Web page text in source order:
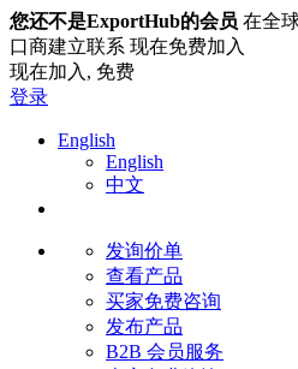
您还不是ExportHub的会员 在全
口商建立联系 现在免费加入
现在加入, 免费
登录
English
English
中文
发询价单
查看产品
买家免费咨询
发布产品
B2B 会员服务